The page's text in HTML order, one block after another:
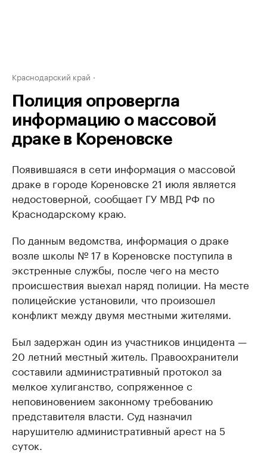
Краснодарский край
Полиция опровергла
информацию о массовой
драке в Кореновске
Появившаяся в сети информация о массовой
драке в городе Кореновске 21 июля является
недостоверной, сообщает ГУ МВД РФ по
Краснодарскому краю.
По данным ведомства, информация о драке
возле школы № 17 в Кореновске поступила в
экстренные службы, после чего на место
происшествия выехал наряд полиции. На месте
полицейские установили, что произошел
конфликт между двумя местными жителями.
Был задержан один из участников инцидента —
20 летний местный житель. Правоохранители
составили административный протокол за
мелкое хулиганство, сопряженное с
неповиновением законному требованию
представителя власти. Суд назначил
нарушителю административный арест на 5
суток.